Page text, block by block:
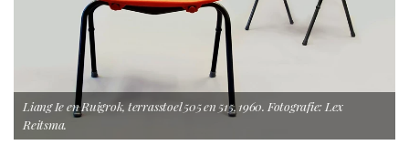
Liang Ie en Ruigrok, terrasstoel 505 en 515, 1960. Fotografie: Lex
Reitsma.